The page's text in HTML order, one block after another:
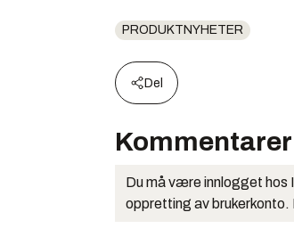
PRODUKTNYHETER
Del
Kommentarer
Du må være innlogget
oppretting av brukerkonto.